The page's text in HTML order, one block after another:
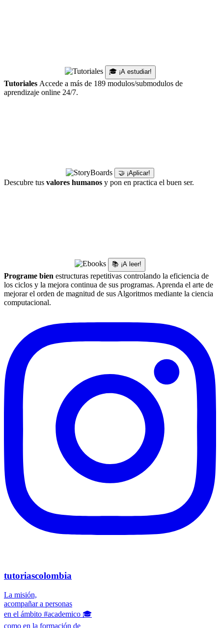
🎓 ¡A estudiar!
Tutoriales Accede a más de 189 modulos/submodulos de
aprendizaje online 24/7.
🤝 ¡Aplicar!
Descubre tus valores humanos y pon en practica el buen ser.
📚 ¡A leer!
Programe bien estructuras repetitivas controlando la eficiencia de
los ciclos y la mejora continua de sus programas. Aprenda el arte de
mejorar el orden de magnitud de sus Algoritmos mediante la ciencia
computacional.
tutoriascolombia
La misión,
acompañar a personas
en el ámbito #academico 🎓
como en la formación de